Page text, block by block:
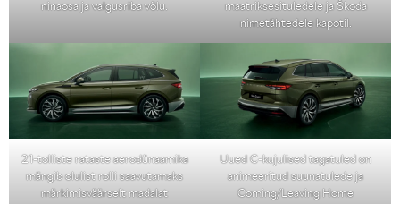
ninaosa ja valgusriba võlu.
maatriksesituledele ja Škoda
nimetähtedele kapotil.
21-tolliste rataste aerodünaamika
mängib olulist rolli saavutamaks
märkimisväärselt madalat
Uued C-kujulised tagatuled on
animeeritud suunatulede ja
Coming/Leaving Home